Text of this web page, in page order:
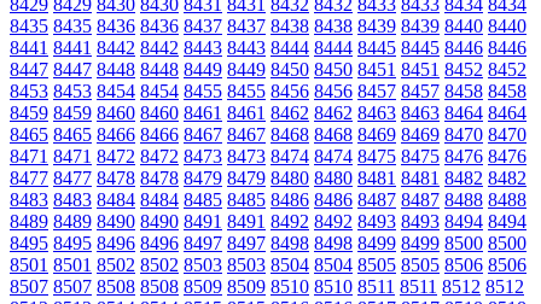
8429 8429 8430 8430 8431 8431 8432 8432 8433 8433 8434 8434
8435 8435 8436 8436 8437 8437 8438 8438 8439 8439 8440 8440
8441 8441 8442 8442 8443 8443 8444 8444 8445 8445 8446 8446
8447 8447 8448 8448 8449 8449 8450 8450 8451 8451 8452 8452
8453 8453 8454 8454 8455 8455 8456 8456 8457 8457 8458 8458
8459 8459 8460 8460 8461 8461 8462 8462 8463 8463 8464 8464
8465 8465 8466 8466 8467 8467 8468 8468 8469 8469 8470 8470
8471 8471 8472 8472 8473 8473 8474 8474 8475 8475 8476 8476
8477 8477 8478 8478 8479 8479 8480 8480 8481 8481 8482 8482
8483 8483 8484 8484 8485 8485 8486 8486 8487 8487 8488 8488
8489 8489 8490 8490 8491 8491 8492 8492 8493 8493 8494 8494
8495 8495 8496 8496 8497 8497 8498 8498 8499 8499 8500 8500
8501 8501 8502 8502 8503 8503 8504 8504 8505 8505 8506 8506
8507 8507 8508 8508 8509 8509 8510 8510 8511 8511 8512 8512